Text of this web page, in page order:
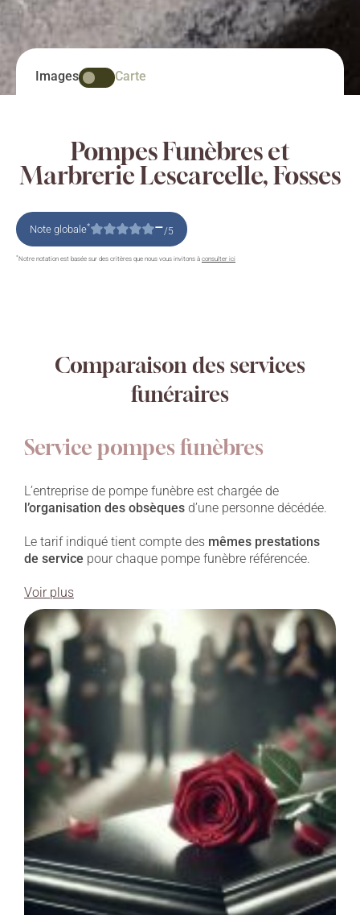
Images Carte
Pompes Funèbres et
Marbrerie Lescarcelle, Fosses
Note globale* –/5
*Notre notation est basée sur des critères que nous vous invitons à consulter ici
Comparaison des services
funéraires
Service pompes funèbres
L’entreprise de pompe funèbre est chargée de
l’organisation des obsèques d’une personne décédée.
Le tarif indiqué tient compte des mêmes prestations
de service pour chaque pompe funèbre référencée.
Voir plus